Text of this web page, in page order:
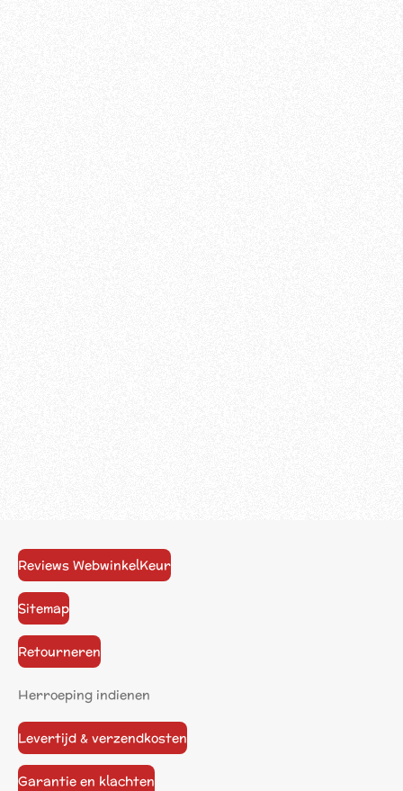
Reviews WebwinkelKeur
Sitemap
Retourneren
Herroeping indienen
Levertijd & verzendkosten
Garantie en klachten